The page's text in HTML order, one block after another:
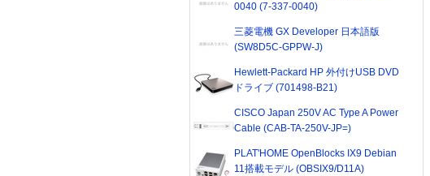
0040 (7-337-0040)
三菱電機 GX Developer 日本語版
(SW8D5C-GPPW-J)
Hewlett-Packard HP 外付けUSB DVD
ドライブ (701498-B21)
CISCO Japan 250V AC Type A Power
Cable (CAB-TA-250V-JP=)
PLAT'HOME OpenBlocks IX9 Debian
11搭載モデル (OBSIX9/D11A)